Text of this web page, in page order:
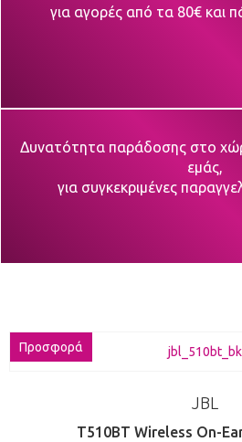
για αγορές από τα 80€ και
Δυνατότητα παράδοσης στο
εμάς,
για συγκεκριμένες
Προσφορά
JBL
T510BT Wireless On-